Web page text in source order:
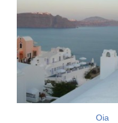
Oia